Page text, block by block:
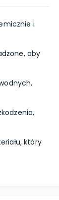
i
aby
który